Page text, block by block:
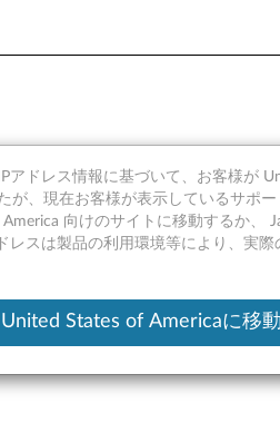
Windows
アドレス情報に基づいて、お客様が
が、現在お客様が表示しているサポ
向けのサイトに移動するか、
レスは製品の利用環境等により、実際
United States of Americaに移動